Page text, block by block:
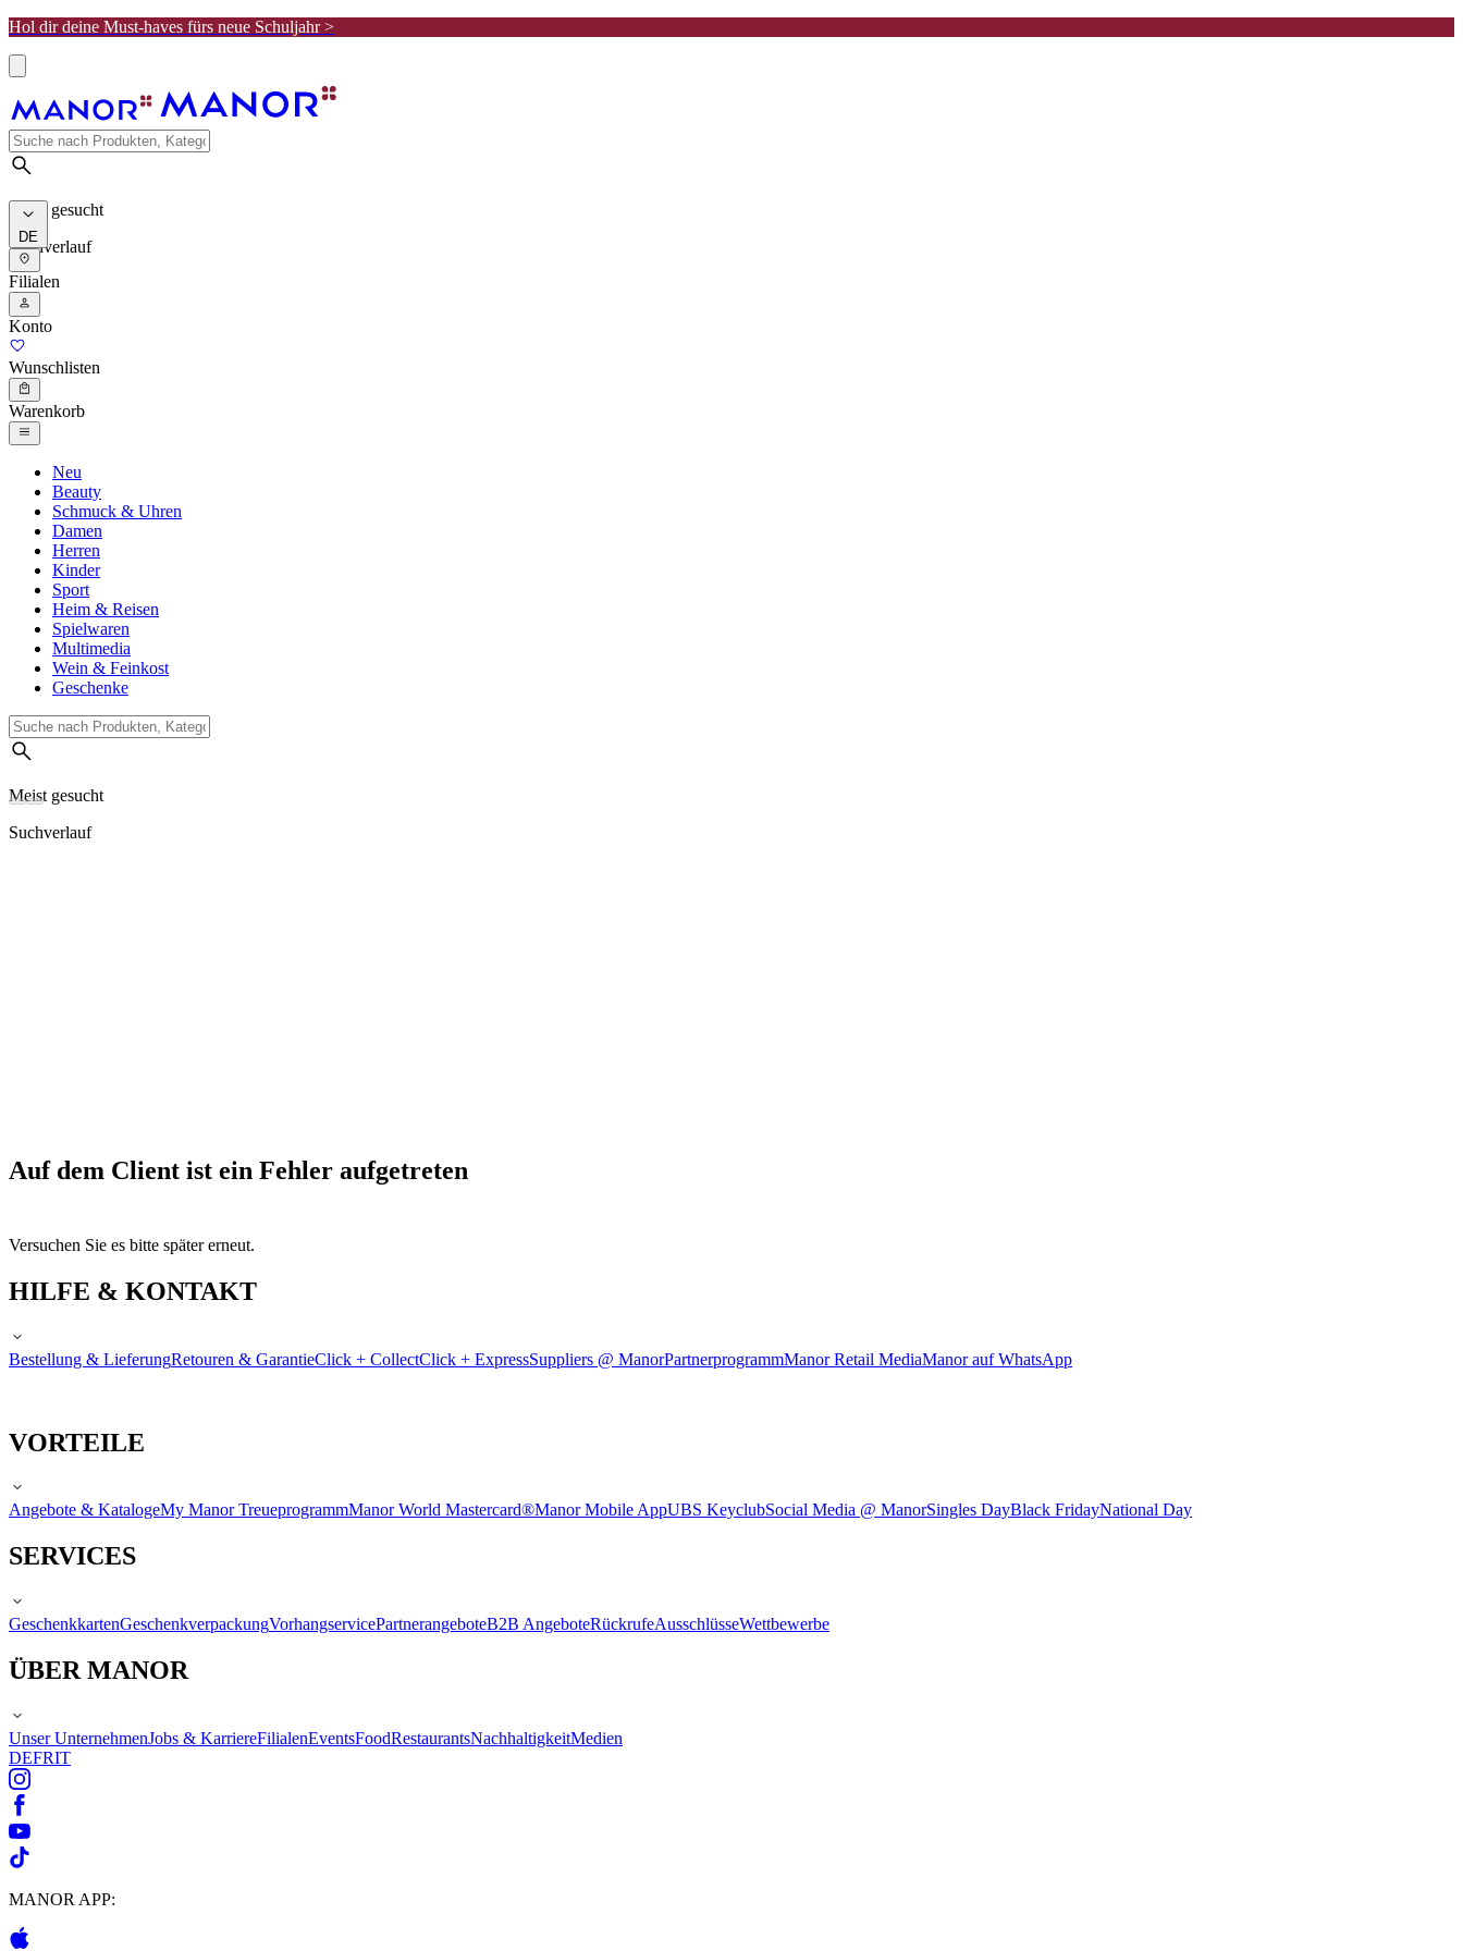
Hol dir deine Must-haves fürs neue Schuljahr >
Meist gesucht
Suchverlauf
DE
Filialen
Konto
Wunschlisten
Warenkorb
Neu
Beauty
Schmuck & Uhren
Damen
Herren
Kinder
Sport
Heim & Reisen
Spielwaren
Multimedia
Wein & Feinkost
Geschenke
Meist gesucht
Suchverlauf
Auf dem Client ist ein Fehler aufgetreten
Versuchen Sie es bitte später erneut.
HILFE & KONTAKT
Bestellung & LieferungRetouren & GarantieClick + CollectClick + ExpressSuppliers @ ManorPartnerprogrammManor Retail MediaManor auf WhatsApp
VORTEILE
Angebote & KatalogeMy Manor TreueprogrammManor World Mastercard®Manor Mobile AppUBS KeyclubSocial Media @ ManorSingles DayBlack FridayNational Day
SERVICES
GeschenkkartenGeschenkverpackungVorhangservicePartnerangeboteB2B AngeboteRückrufeAusschlüsseWettbewerbe
ÜBER MANOR
Unser UnternehmenJobs & KarriereFilialenEventsFoodRestaurantsNachhaltigkeitMedien
DEFRIT
MANOR APP: